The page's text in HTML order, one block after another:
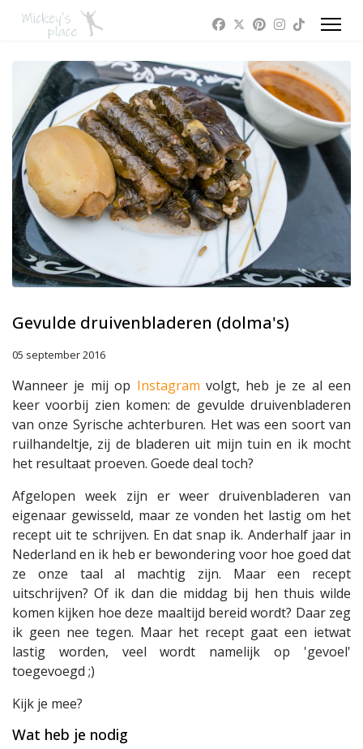
Gevulde druivenbladeren (dolma's)
05 september 2016
Wanneer je mij op Instagram volgt, heb je ze al een
keer voorbij zien komen: de gevulde druivenbladeren
van onze Syrische achterburen. Het was een soort van
ruilhandeltje, zij de bladeren uit mijn tuin en ik mocht
het resultaat proeven. Goede deal toch?
Afgelopen week zijn er weer druivenbladeren van
eigenaar gewisseld, maar ze vonden het lastig om het
recept uit te schrijven. En dat snap ik. Anderhalf jaar in
Nederland en ik heb er bewondering voor hoe goed dat
ze onze taal al machtig zijn. Maar een recept
uitschrijven? Of ik dan die middag bij hen thuis wilde
komen kijken hoe deze maaltijd bereid wordt? Daar zeg
ik geen nee tegen. Maar het recept gaat een ietwat
lastig worden, veel wordt namelijk op 'gevoel'
toegevoegd ;)
Kijk je mee?
Wat heb je nodig